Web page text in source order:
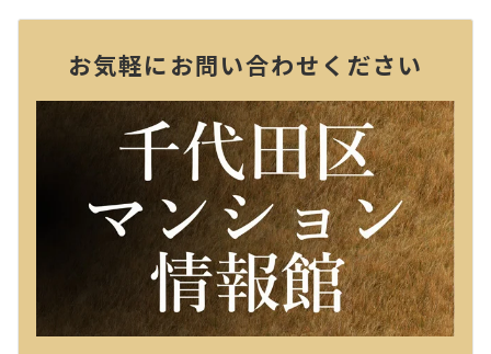
お気軽にお問い合わせください